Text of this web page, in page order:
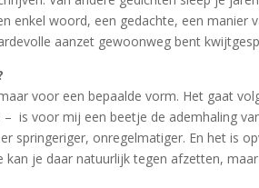
woord, een gedachte, een manier
aanzet gewoonweg bent
voor een bepaalde vorm. Het gaat
is voor mij een beetje de ademhaling
springeriger, onregelmatiger. En het is
je daar natuurlijk tegen afzetten,